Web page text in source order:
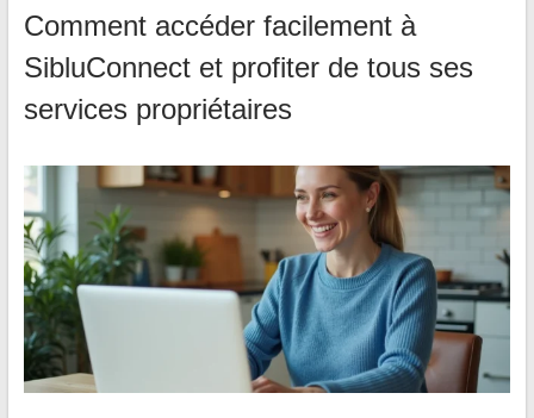
Comment accéder facilement à
SibluConnect et profiter de tous ses
services propriétaires